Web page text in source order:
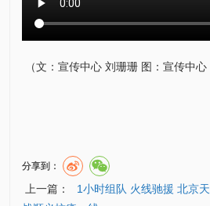
（文：宣传中心 刘珊珊 图：宣传中心
分享到：
上一篇：
1小时组队 火线驰援 北京